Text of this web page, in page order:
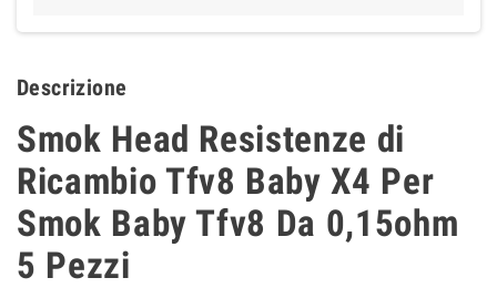
Descrizione
Smok Head Resistenze di
Ricambio Tfv8 Baby X4 Per
Smok Baby Tfv8 Da 0,15ohm
5 Pezzi